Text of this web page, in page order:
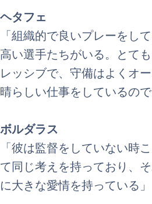
ヘタフェ
「組織的で良いプレーをし
高い選手たちがいる。とて
レッシブで、守備はよくオ
晴らしい仕事をしているの
ボルダラス
「彼は監督をしていない時
て同じ考えを持っており、
に大きな愛情を持っている」